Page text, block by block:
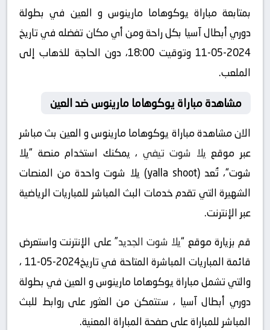
بمتابعة مباراة يوكوهاما مارينوس و العين في بطولة
دوري أبطال آسيا بكل راحة ومن أي مكان تفضله في تاريخ
2024-05-11 وتوقيت 18:00، دون الحاجة للذهاب إلى
الملعب.
مشاهدة مباراة يوكوهاما مارينوس ضد العين
الان مشاهدة مباراة يوكوهاما مارينوس و العين بث مباشر
عبر موقع يلا شوت تيفي ، يمكنك استخدام منصة “يلا
شوت“، تُعد (yalla shoot) يلا شوت واحدة من المنصات
الشهيرة التي تقدم خدمات البث المباشر للمباريات الرياضية
عبر الإنترنت.
قم بزيارة موقع “يلا شوت الجديد” على الإنترنت واستعرض
قائمة المباريات المباشرة المتاحة في تاريخ2024-05-11 ،
والتي تشمل مباراة يوكوهاما مارينوس و العين في بطولة
دوري أبطال آسيا ، ستتمكن من العثور على روابط للبث
المباشر للمباراة على صفحة المباراة المعنية.